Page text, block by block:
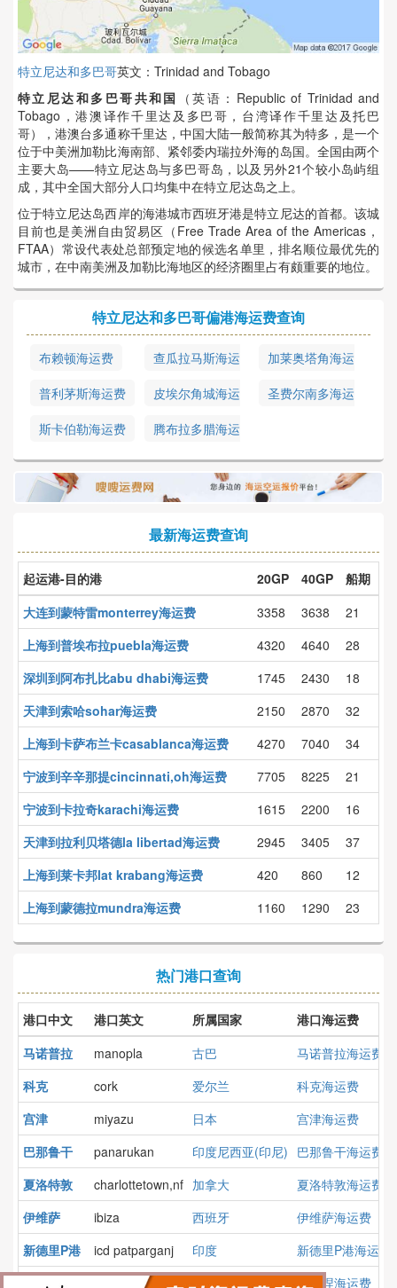
特立尼达和多巴哥英文：Trinidad and Tobago
特立尼达和多巴哥共和国 （英语：Republic of Trinidad and
Tobago，港澳译作千里达及多巴哥，台湾译作千里达及托巴
哥），港澳台多通称千里达，中国大陆一般简称其为特多，是一个
位于中美洲加勒比海南部、紧邻委内瑞拉外海的岛国。全国由两个
主要大岛——特立尼达岛与多巴哥岛，以及另外21个较小岛屿组
成，其中全国大部分人口均集中在特立尼达岛之上。
位于特立尼达岛西岸的海港城市西班牙港是特立尼达的首都。该城
目前也是美洲自由贸易区（Free Trade Area of the Americas，
FTAA）常设代表处总部预定地的候选名单里，排名顺位最优先的
城市，在中南美洲及加勒比海地区的经济圈里占有颇重要的地位。
特立尼达和多巴哥偏港海运费查询
布赖顿海运费
查瓜拉马斯海运
加莱奥塔角海运
普利茅斯海运费
皮埃尔角城海运
圣费尔南多海运
斯卡伯勒海运费
腾布拉多腊海运
最新海运费查询
起运港-目的港 20GP 40GP
船期
大连到蒙特雷monterrey海运费
3358 3638
21
上海到普埃布拉puebla海运费
4320 4640
28
深圳到阿布扎比abu dhabi海运费
1745 2430
18
天津到索哈sohar海运费
2150 2870
32
上海到卡萨布兰卡casablanca海运费
4270 7040
34
宁波到辛辛那提cincinnati,oh海运费
7705 8225
21
宁波到卡拉奇karachi海运费
1615 2200
16
天津到拉利贝塔德la libertad海运费
2945 3405
37
上海到莱卡邦lat krabang海运费
420 860
12
上海到蒙德拉mundra海运费
1160 1290 23
热门港口查询
港口中文 港口英文 所属国家
港口海运费
马诺普拉
manopla 古巴
马诺普拉海运费
科克
cork 爱尔兰
科克海运费
宫津
miyazu 日本
宫津海运费
巴那鲁干
panarukan 印度尼西亚(印尼) 巴那鲁干海运费
夏洛特敦
charlottetown,nf 加拿大
夏洛特敦海运费
伊维萨
ibiza 西班牙
伊维萨海运费
新德里P港
icd patparganj 印度
新德里P港海运费
布洛涅
boulogne 法国 布洛涅海运费